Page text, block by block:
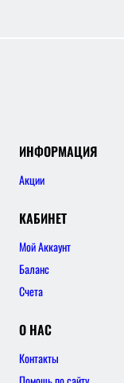
ИНФОРМАЦИЯ
Акции
КАБИНЕТ
Мой Аккаунт
Баланс
Счета
О НАС
Контакты